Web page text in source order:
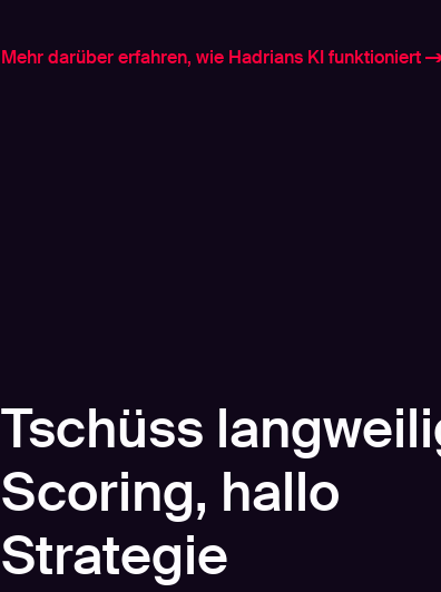
Mehr darüber erfahren, wie Hadrians KI funktioniert
Tschüss
Scoring, hallo
Strategie